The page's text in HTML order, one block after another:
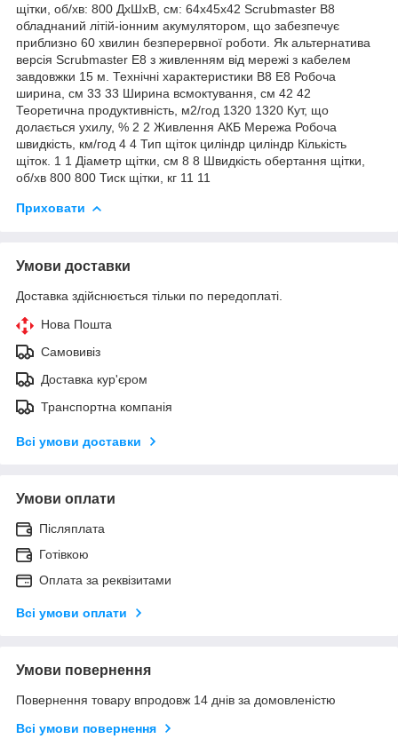
щітки, об/хв: 800 ДхШхВ, см: 64x45x42 Scrubmaster B8
обладнаний літій-іонним акумулятором, що забезпечує
приблизно 60 хвилин безперервної роботи. Як альтернатива
версія Scrubmaster E8 з живленням від мережі з кабелем
завдовжки 15 м. Технічні характеристики B8 E8 Робоча
ширина, см 33 33 Ширина всмоктування, см 42 42
Теоретична продуктивність, м2/год 1320 1320 Кут, що
долається ухилу, % 2 2 Живлення АКБ Мережа Робоча
швидкість, км/год 4 4 Тип щіток циліндр циліндр Кількість
щіток. 1 1 Діаметр щітки, см 8 8 Швидкість обертання щітки,
об/хв 800 800 Тиск щітки, кг 11 11
Приховати
Умови доставки
Доставка здійснюється тільки по передоплаті.
Нова Пошта
Самовивіз
Доставка кур'єром
Транспортна компанія
Всі умови доставки
Умови оплати
Післяплата
Готівкою
Оплата за реквізитами
Всі умови оплати
Умови повернення
Повернення товару впродовж 14 днів за домовленістю
Всі умови повернення